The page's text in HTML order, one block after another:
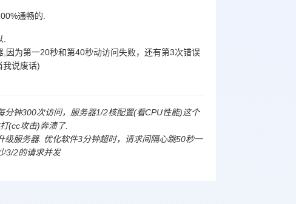
通畅的.
为第一20秒和第40秒动访问失败，还有第3次错误
我说废话)
分钟300次访问，服务器1/2核配置(看CPU性能)这个
(cc攻击)奔溃了.
服务器. 优化软件3分钟超时，请求间隔心跳50秒一
3/2的请求并发